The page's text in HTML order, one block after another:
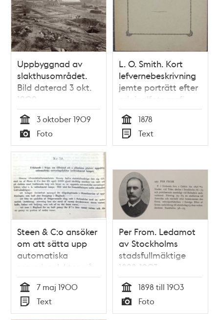
Uppbyggnad av
slakthusområdet.
Bild daterad 3 okt.
1909
Tid
3 oktober 1909
Typ
Foto
L. O. Smith. Kort
lefvernebeskrivning
jemte porträtt efter
originalfotografi.
Tid
1878
Typ
Text
Steen & C:o ansöker
om att sätta upp
automatiska
serveringslyktor på
stadens gator och
torg -
stadsfullmäktige
1900
Tid
7 maj 1900
Typ
Text
Per From. Ledamot
av Stockholms
stadsfullmäktige
1898-1903
Tid
1898 till 1903
Typ
Foto